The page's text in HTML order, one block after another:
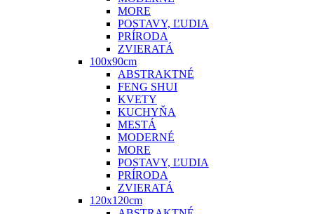
MORE
POSTAVY, ĽUDIA
PRÍRODA
ZVIERATÁ
100x90cm
ABSTRAKTNÉ
FENG SHUI
KVETY
KUCHYŇA
MESTÁ
MODERNÉ
MORE
POSTAVY, ĽUDIA
PRÍRODA
ZVIERATÁ
120x120cm